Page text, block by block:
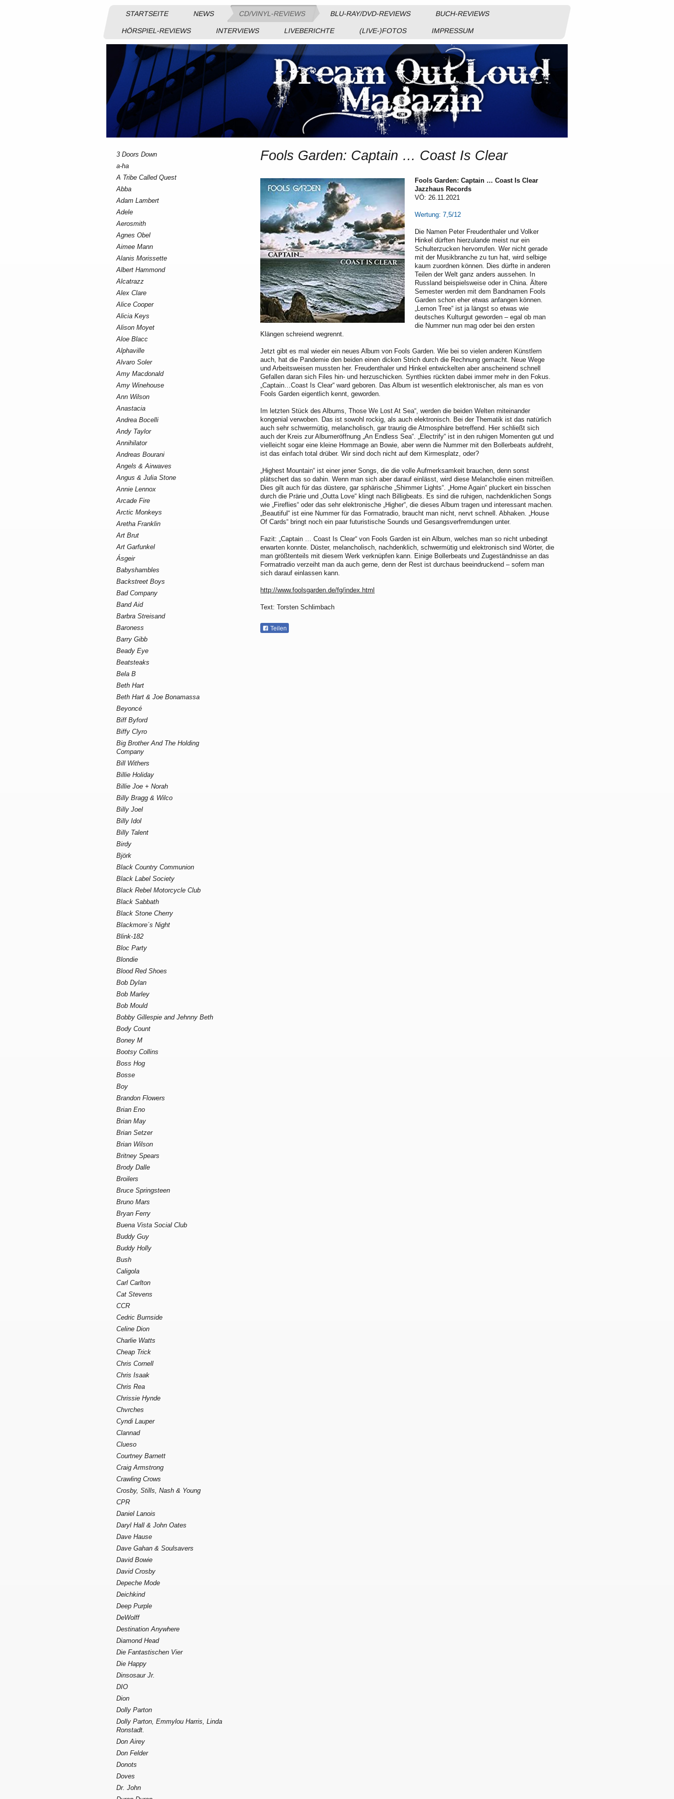
STARTSEITE NEWS CD/VINYL-REVIEWS BLU-RAY/DVD-REVIEWS BUCH-REVIEWS
HÖRSPIEL-REVIEWS INTERVIEWS LIVEBERICHTE (LIVE-)FOTOS IMPRESSUM
Fools Garden: Captain … Coast Is Clear
Fools Garden: Captain … Coast Is Clear
Jazzhaus Records
VÖ: 26.11.2021
Wertung: 7,5/12
Die Namen Peter Freudenthaler und Volker
Hinkel dürften hierzulande meist nur ein
Schulterzucken hervorrufen. Wer nicht gerade
mit der Musikbranche zu tun hat, wird selbige
kaum zuordnen können. Dies dürfte in anderen
Teilen der Welt ganz anders aussehen. In
Russland beispielsweise oder in China. Ältere
Semester werden mit dem Bandnamen Fools
Garden schon eher etwas anfangen können.
„Lemon Tree“ ist ja längst so etwas wie
deutsches Kulturgut geworden – egal ob man
die Nummer nun mag oder bei den ersten
Klängen schreiend wegrennt.
Jetzt gibt es mal wieder ein neues Album von Fools Garden. Wie bei so vielen anderen Künstlern
auch, hat die Pandemie den beiden einen dicken Strich durch die Rechnung gemacht. Neue Wege
und Arbeitsweisen mussten her. Freudenthaler und Hinkel entwickelten aber anscheinend schnell
Gefallen daran sich Files hin- und herzuschicken. Synthies rückten dabei immer mehr in den Fokus.
„Captain…Coast Is Clear“ ward geboren. Das Album ist wesentlich elektronischer, als man es von
Fools Garden eigentlich kennt, geworden.
Im letzten Stück des Albums, Those We Lost At Sea“, werden die beiden Welten miteinander
kongenial verwoben. Das ist sowohl rockig, als auch elektronisch. Bei der Thematik ist das natürlich
auch sehr schwermütig, melancholisch, gar traurig die Atmosphäre betreffend. Hier schließt sich
auch der Kreis zur Albumeröffnung „An Endless Sea“. „Electrify“ ist in den ruhigen Momenten gut und
vielleicht sogar eine kleine Hommage an Bowie, aber wenn die Nummer mit den Bollerbeats aufdreht,
ist das einfach total drüber. Wir sind doch nicht auf dem Kirmesplatz, oder?
„Highest Mountain“ ist einer jener Songs, die die volle Aufmerksamkeit brauchen, denn sonst
plätschert das so dahin. Wenn man sich aber darauf einlässt, wird diese Melancholie einen mitreißen.
Dies gilt auch für das düstere, gar sphärische „Shimmer Lights“. „Home Again“ pluckert ein bisschen
durch die Prärie und „Outta Love“ klingt nach Billigbeats. Es sind die ruhigen, nachdenklichen Songs
wie „Fireflies“ oder das sehr elektronische „Higher“, die dieses Album tragen und interessant machen.
„Beautiful“ ist eine Nummer für das Formatradio, braucht man nicht, nervt schnell. Abhaken. „House
Of Cards“ bringt noch ein paar futuristische Sounds und Gesangsverfremdungen unter.
Fazit: „Captain … Coast Is Clear“ von Fools Garden ist ein Album, welches man so nicht unbedingt
erwarten konnte. Düster, melancholisch, nachdenklich, schwermütig und elektronisch sind Wörter, die
man größtenteils mit diesem Werk verknüpfen kann. Einige Bollerbeats und Zugeständnisse an das
Formatradio verzeiht man da auch gerne, denn der Rest ist durchaus beeindruckend – sofern man
sich darauf einlassen kann.
http://www.foolsgarden.de/fg/index.html
Text: Torsten Schlimbach
Teilen
3 Doors Down
a-ha
A Tribe Called Quest
Abba
Adam Lambert
Adele
Aerosmith
Agnes Obel
Aimee Mann
Alanis Morissette
Albert Hammond
Alcatrazz
Alex Clare
Alice Cooper
Alicia Keys
Alison Moyet
Aloe Blacc
Alphaville
Alvaro Soler
Amy Macdonald
Amy Winehouse
Ann Wilson
Anastacia
Andrea Bocelli
Andy Taylor
Annihilator
Andreas Bourani
Angels & Airwaves
Angus & Julia Stone
Annie Lennox
Arcade Fire
Arctic Monkeys
Aretha Franklin
Art Brut
Art Garfunkel
Ásgeir
Babyshambles
Backstreet Boys
Bad Company
Band Aid
Barbra Streisand
Baroness
Barry Gibb
Beady Eye
Beatsteaks
Bela B
Beth Hart
Beth Hart & Joe Bonamassa
Beyoncé
Biff Byford
Biffy Clyro
Big Brother And The Holding
Company
Bill Withers
Billie Holiday
Billie Joe + Norah
Billy Bragg & Wilco
Billy Joel
Billy Idol
Billy Talent
Birdy
Björk
Black Country Communion
Black Label Society
Black Rebel Motorcycle Club
Black Sabbath
Black Stone Cherry
Blackmore´s Night
Blink-182
Bloc Party
Blondie
Blood Red Shoes
Bob Dylan
Bob Marley
Bob Mould
Bobby Gillespie and Jehnny Beth
Body Count
Boney M
Bootsy Collins
Boss Hog
Bosse
Boy
Brandon Flowers
Brian Eno
Brian May
Brian Setzer
Brian Wilson
Britney Spears
Brody Dalle
Broilers
Bruce Springsteen
Bruno Mars
Bryan Ferry
Buena Vista Social Club
Buddy Guy
Buddy Holly
Bush
Caligola
Carl Carlton
Cat Stevens
CCR
Cedric Burnside
Celine Dion
Charlie Watts
Cheap Trick
Chris Cornell
Chris Isaak
Chris Rea
Chrissie Hynde
Chvrches
Cyndi Lauper
Clannad
Clueso
Courtney Barnett
Craig Armstrong
Crawling Crows
Crosby, Stills, Nash & Young
CPR
Daniel Lanois
Daryl Hall & John Oates
Dave Hause
Dave Gahan & Soulsavers
David Bowie
David Crosby
Depeche Mode
Deichkind
Deep Purple
DeWolff
Destination Anywhere
Diamond Head
Die Fantastischen Vier
Die Happy
Dinsosaur Jr.
DIO
Dion
Dolly Parton
Dolly Parton, Emmylou Harris, Linda
Ronstadt.
Don Airey
Don Felder
Donots
Doves
Dr. John